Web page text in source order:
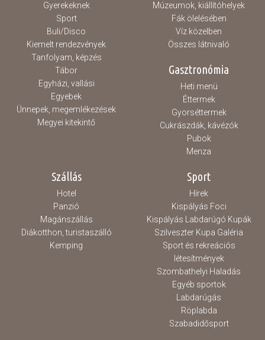
Gyerekeknek
Sport
Buli/Disco
Kiemelt rendezvények
Tanfolyam, képzés
Tábor
Egyházi, vallási
Egyebek
Ünnepek, megemlékezések
Megyei kitekintő
Múzeumok, kiállítóhelyek
Fák ölelésében
Víz közelben
Összes látnivaló
Gasztronómia
Heti menü
Éttermek
Gyorséttermek
Cukrászdák, kávézók
Pubok
Menza
Szállás
Hotel
Panzió
Magánszállás
Diákotthon, turistaszálló
Kemping
Sport
Hírek
Kispályás Foci
Kispályás Labdarúgó Kupák
Szilveszter Kupa Galéria
Sport és rekreációs
létesítmények
Szombathelyi Haladás
Egyéb sportok
Labdarúgás
Röplabda
Szabadidősport